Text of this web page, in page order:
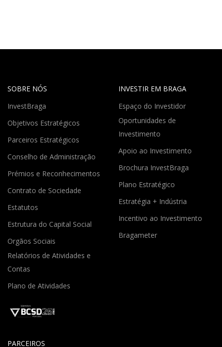
SOBRE NÓS
InvestBraga
Objetivos Estratégicos
Parceiros Estratégicos
Conselho de Administração
Prémios e Reconhecimentos
Contrato de Sociedade
Estatutos
Estrutura do Capital Social
Orgãos Sociais
Relatórios de Atividades e
Contas
Plano de Atividades
INVESTIR EM BRAGA
Espaço do Investidor
Oportunidades de
Investimento
Apoio ao Investimento
Brochura InvestBraga
Plano Estratégico
Estratégia + Indústria
Incentivo ao Investimento
Bragameter
PARCEIROS